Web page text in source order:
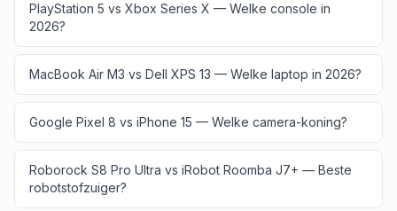
PlayStation 5 vs Xbox Series X — Welke console in
2026?
MacBook Air M3 vs Dell XPS 13 — Welke laptop in 2026?
Google Pixel 8 vs iPhone 15 — Welke camera-koning?
Roborock S8 Pro Ultra vs iRobot Roomba J7+ — Beste
robotstofzuiger?